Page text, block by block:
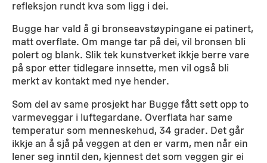
refleksjon rundt kva som ligg i dei.
Bugge har vald å gi bronseavstøypingane ei patinert,
matt overflate. Om mange tar på dei, vil bronsen bli
polert og blank. Slik tek kunstverket ikkje berre vare
på spor etter tidlegare innsette, men vil også bli
merkt av kontakt med nye hender.
Som del av same prosjekt har Bugge fått sett opp to
varmeveggar i luftegardane. Overflata har same
temperatur som menneskehud, 34 grader. Det går
ikkje an å sjå på veggen at den er varm, men når ein
lener seg inntil den, kjennest det som veggen gir ei